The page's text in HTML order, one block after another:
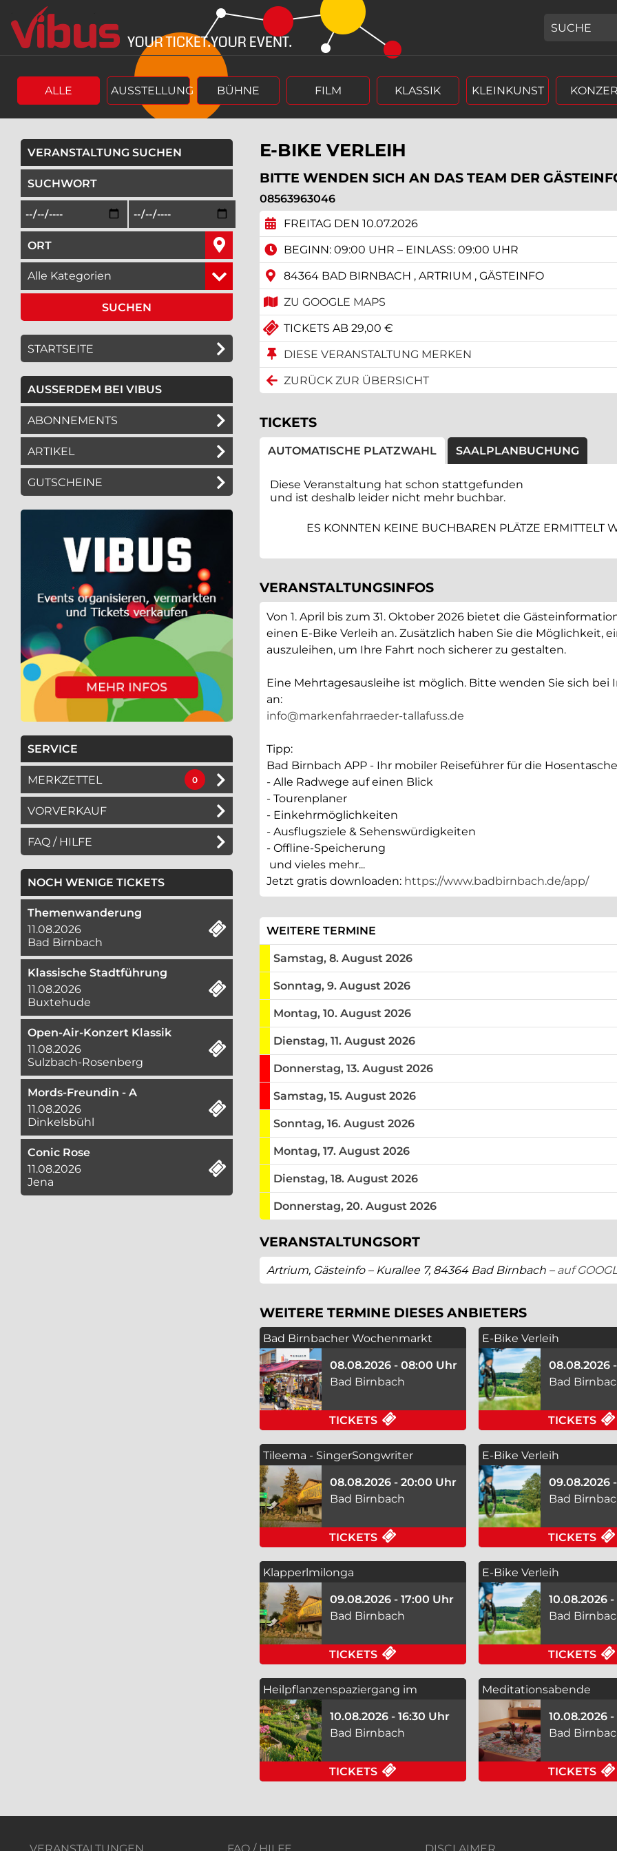
Springe
zum
Hauptinhalt
zum
Menü
ALLE AUSSTELLUNG BÜHNE FILM KLASSIK KLEINKUNST
VERANSTALTUNG SUCHEN
Beginn des Suchzeitraums in der Form Tag, Monat, Jahr (4 stellig),
Ende des Suchzeitraums in der Form Tag, Monat, Jahr (4 stellig),
geben Sie den Ort ein, in dem Sie suchen wollen,
wählen Sie eine Veranstaltungskategorie aus,
STARTSEITE
AUSSERDEM BEI VIBUS
ABONNEMENTS
ARTIKEL
GUTSCHEINE
SERVICE
MERKZETTEL 0
VORVERKAUF
FAQ / HILFE
NOCH WENIGE TICKETS
Themenwanderung
11.08.2026
Bad Birnbach
Klassische Stadtführung
11.08.2026
Buxtehude
Open-Air-Konzert Klassik
11.08.2026
Sulzbach-Rosenberg
Mords-Freundin - A
11.08.2026
Dinkelsbühl
Conic Rose
11.08.2026
Jena
E-BIKE VERLEIH
BITTE WENDEN SICH AN DAS TEAM DER
08563963046
FREITAG DEN 10.07.2026
BEGINN: 09:00 UHR – EINLASS: 09:00 UHR
84364 BAD BIRNBACH , ARTRIUM , GÄSTEINFO
ZU GOOGLE MAPS
TICKETS AB 29,00 €
DIESE VERANSTALTUNG MERKEN
ZURÜCK ZUR ÜBERSICHT
TICKETS
AUTOMATISCHE PLATZWAHL SAALPLANBUCHUNG
Diese Veranstaltung hat schon stattgefunden
und ist deshalb leider nicht mehr buchbar.
ES KONNTEN KEINE BUCHBAREN PLÄTZE ERMITTELT
VERANSTALTUNGSINFOS
Von 1. April bis zum 31. Oktober 2026 bietet die
einen E-Bike Verleih an. Zusätzlich haben Sie die Möglichkeit,
auszuleihen, um Ihre Fahrt noch sicherer zu gestalten.
Eine Mehrtagesausleihe ist möglich. Bitte wenden Sie sich bei
an:
info@markenfahrraeder-tallafuss.de
Tipp:
Bad Birnbach APP - Ihr mobiler Reiseführer für die Hosentasche
- Alle Radwege auf einen Blick
- Tourenplaner
- Einkehrmöglichkeiten
- Ausflugsziele & Sehenswürdigkeiten
- Offline-Speicherung
und vieles mehr...
Jetzt gratis downloaden: https://www.badbirnbach.de/app/
WEITERE TERMINEWEITERE TERMINE DIESER
ausreichend Tickets am
Samstag, 8. August 2026
ausreichend Tickets am
Sonntag, 9. August 2026
ausreichend Tickets am
Montag, 10. August 2026
ausreichend Tickets am
Dienstag, 11. August 2026
keine Tickets mehr am
Donnerstag, 13. August 2026
keine Tickets mehr am
Samstag, 15. August 2026
ausreichend Tickets am
Sonntag, 16. August 2026
ausreichend Tickets am
Montag, 17. August 2026
ausreichend Tickets am
Dienstag, 18. August 2026
ausreichend Tickets am
Donnerstag, 20. August 2026
VERANSTALTUNGSORT
Artrium, Gästeinfo – Kurallee 7, 84364 Bad Birnbach – auf
WEITERE TERMINE DIESES ANBIETERS
Bad Birnbacher Wochenmarkt
08.08.2026 - 08:00 Uhr
Bad Birnbach
TICKETS FÜR BAD BIRNBACHER
E-Bike Verleih
08.08.2026
Bad
TICKETS
Tileema - SingerSongwriter
DeutschPopRockFolk
08.08.2026 - 20:00 Uhr
Bad Birnbach
TICKETS FÜR TILEEMA -
E-Bike Verleih
09.08.2026
Bad
TICKETS
Klapperlmilonga
(Tanzveranstaltung) - Tango Nuevo
09.08.2026 - 17:00 Uhr
Bad Birnbach
TICKETS FÜR KLAPPERLMILONGA
E-Bike Verleih
10.08.2026
Bad
TICKETS
Heilpflanzenspaziergang im
Kräutergarten
10.08.2026 - 16:30 Uhr
Bad Birnbach
TICKETS FÜR HEILPFLANZENSPAZIERGANG
Meditationsabende
10.08.2026
Bad
TICKETS